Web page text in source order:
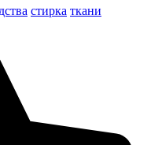
стирка ткани